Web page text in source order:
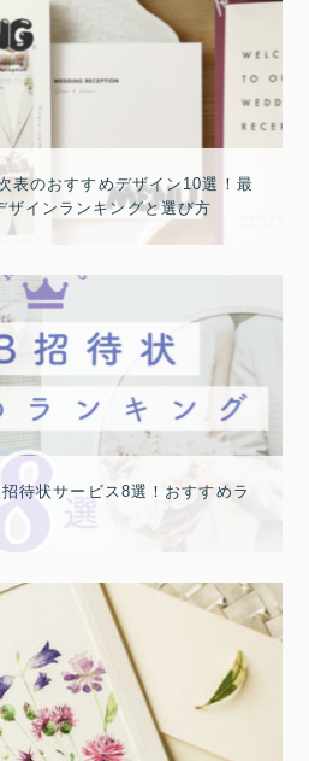
表のおすすめデザイン10選！最
ザインランキングと選び方
待状サービス8選！おすすめラ